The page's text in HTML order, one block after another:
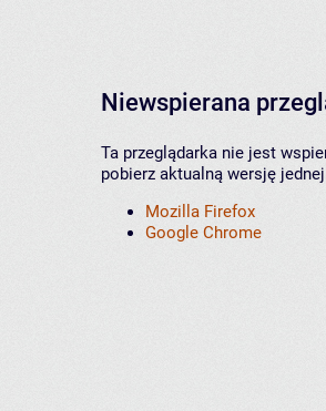
Niewspierana
Ta przeglądarka nie jest
pobierz aktualną wersję
Mozilla Firefox
Google Chrome